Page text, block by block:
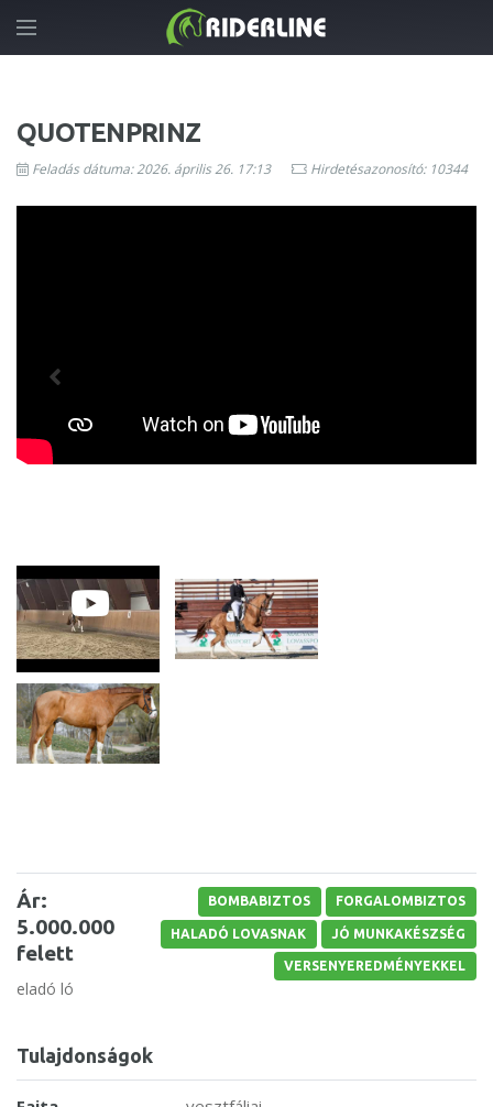
QUOTENPRINZ
Feladás dátuma: 2026. április 26. 17:13 Hirdetésazonosító: 10344
Ár:
5.000.000
felett
eladó ló
BOMBABIZTOS FORGALOMBIZTOS
HALADÓ LOVASNAK JÓ MUNKAKÉSZSÉG
VERSENYEREDMÉNYEKKEL
Tulajdonságok